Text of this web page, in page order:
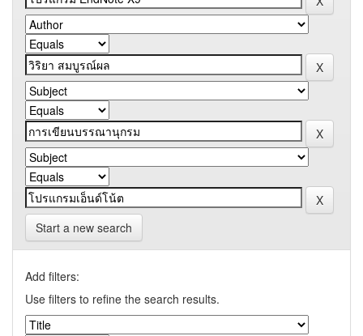
Start a new search
Add filters:
Use filters to refine the search results.